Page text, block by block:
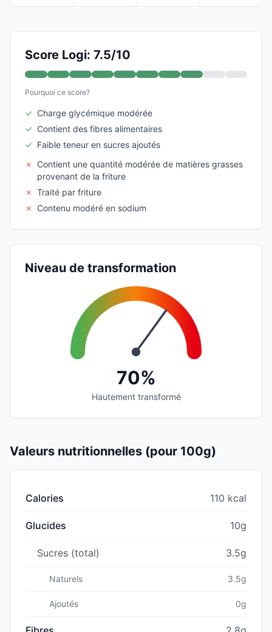
Score Logi: 7.5/10
Pourquoi ce score?
✓ Charge glycémique modérée
✓ Contient des fibres alimentaires
✓ Faible teneur en sucres ajoutés
✗
Contient une quantité modérée de matières grasses
provenant de la friture
✗ Traité par friture
✗
Contenu modéré en sodium
Niveau de transformation
70%
Hautement transformé
Valeurs nutritionnelles (pour 100g)
Calories 110 kcal
Glucides 10g
Sucres (total) 3.5g
Naturels 3.5g
Ajoutés 0g